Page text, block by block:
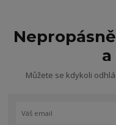
Můžete se kdykoli